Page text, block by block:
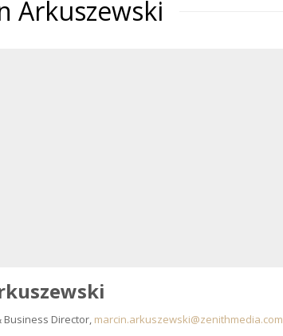
Arkuszewski
Business Director, marcin.arkuszewski@zenithmedia.com